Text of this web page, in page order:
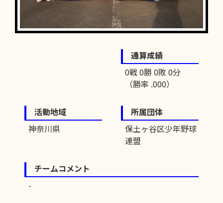
通算成績
0戦 0勝 0敗 0分
（勝率 .000）
活動地域
神奈川県
所属団体
保土ヶ谷区少年野球
連盟
チームコメント